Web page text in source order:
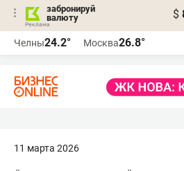
забронируй
валюту
$
Челны24.2° Москва26.8°
11 марта 2026